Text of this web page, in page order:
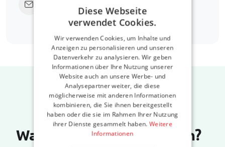
bags.com
Was sagen unsere Kunden?
Diese Webseite
verwendet Cookies.
Wir verwenden Cookies, um Inhalte und
Anzeigen zu personalisieren und unseren
Datenverkehr zu analysieren. Wir geben
Informationen über Ihre Nutzung unserer
Website auch an unsere Werbe- und
Analysepartner weiter, die diese
möglicherweise mit anderen Informationen
kombinieren, die Sie ihnen bereitgestellt
haben oder die sie im Rahmen Ihrer Nutzung
ihrer Dienste gesammelt haben. Weitere
Informationen